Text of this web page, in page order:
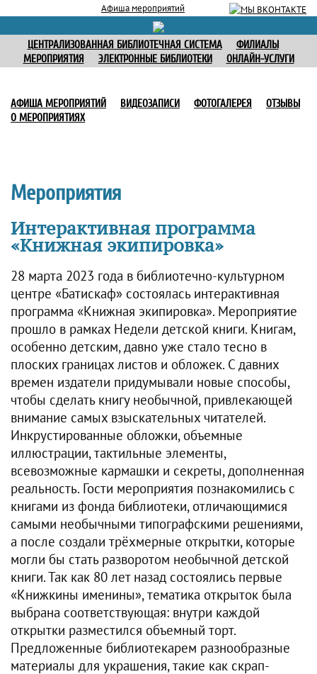
Афиша мероприятий
ЦЕНТРАЛИЗОВАННАЯ БИБЛИОТЕЧНАЯ СИСТЕМА
ФИЛИАЛЫ
МЕРОПРИЯТИЯ
ЭЛЕКТРОННЫЕ БИБЛИОТЕКИ ОНЛАЙН-УСЛУГИ
АФИША МЕРОПРИЯТИЙ ВИДЕОЗАПИСИ ФОТОГАЛЕРЕЯ
ОТЗЫВЫ
О МЕРОПРИЯТИЯХ
Мероприятия
Интерактивная программа
«Книжная экипировка»
28 марта 2023 года в библиотечно-культурном
центре «Батискаф» состоялась интерактивная
программа «Книжная экипировка». Мероприятие
прошло в рамках Недели детской книги. Книгам,
особенно детским, давно уже стало тесно в
плоских границах листов и обложек. С давних
времен издатели придумывали новые способы,
чтобы сделать книгу необычной, привлекающей
внимание самых взыскательных читателей.
Инкрустированные обложки, объемные
иллюстрации, тактильные элементы,
всевозможные кармашки и секреты, дополненная
реальность. Гости мероприятия познакомились с
книгами из фонда библиотеки, отличающимися
самыми необычными типографскими решениями,
а после создали трёхмерные открытки, которые
могли бы стать разворотом необычной детской
книги. Так как 80 лет назад состоялись первые
«Книжкины именины», тематика открыток была
выбрана соответствующая: внутри каждой
открытки разместился объемный торт.
Предложенные библиотекарем разнообразные
материалы для украшения, такие как скрап-